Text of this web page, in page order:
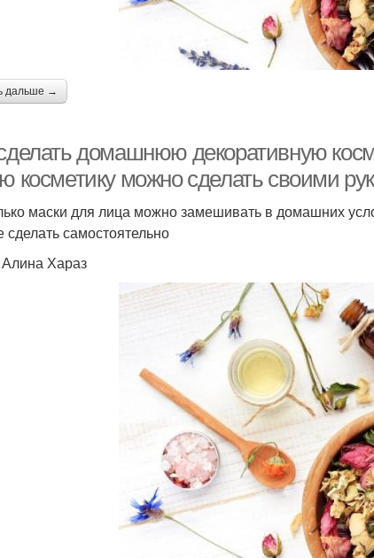
дальше →
домашнюю декоративную
косметику можно сделать своими
маски для лица можно замешивать в домашних
сделать самостоятельно
Алина Хараз